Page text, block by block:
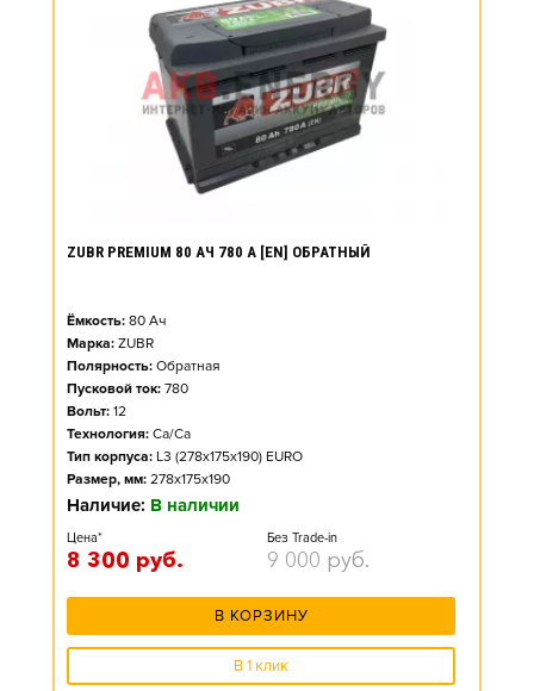
ZUBR PREMIUM 80 АЧ 780 А [EN] ОБРАТНЫЙ
Ёмкость: 80 Ач
Марка: ZUBR
Полярность: Обратная
Пусковой ток: 780
Вольт: 12
Технология: Ca/Ca
Тип корпуса: L3 (278x175x190) EURO
Размер, мм: 278x175x190
Наличие: В наличии
Цена*
8 300 руб.
Без Trade-in
9 000 руб.
В КОРЗИНУ
В 1 клик